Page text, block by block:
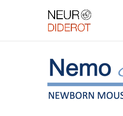
principal
navigation